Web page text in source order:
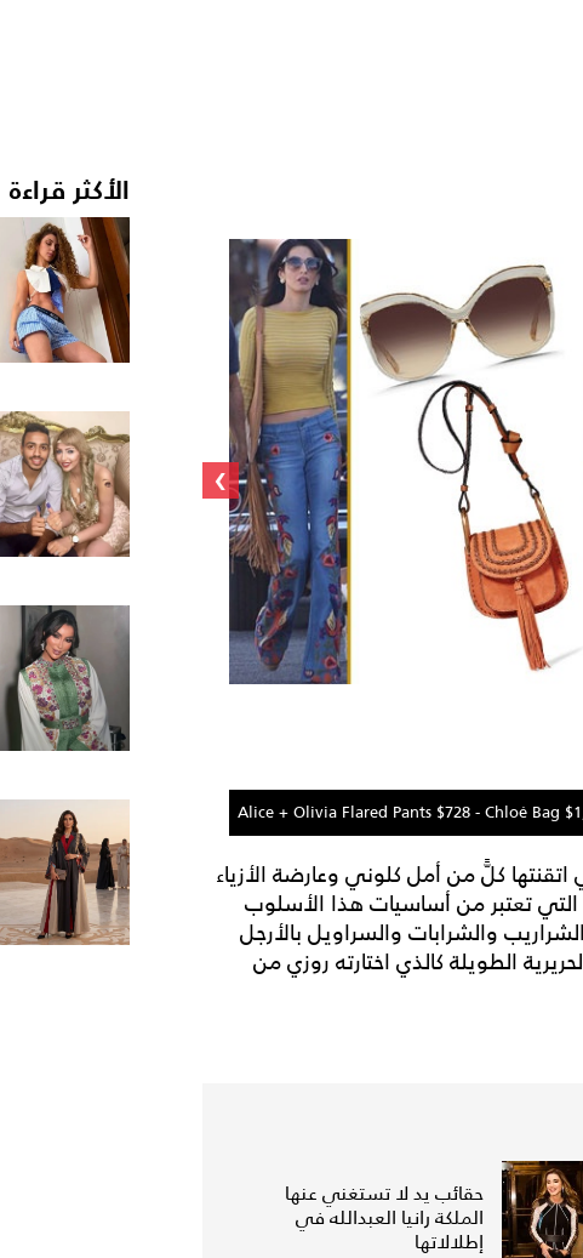
Alice + Olivia Flared Pants $728 - Chloé Bag
$2,450 - Zara Top $43
›
اتقنتها كلًّ من أمل كلوني وعارضة الأزياء
تعتبر من أساسيات هذا الأسلوب
والشرابات والسراويل بالأرجل
الطويلة كالذي اختارته روزي من
حقائب يد لا تستغني عنها
الملكة رانيا العبدالله في
إطلالاتها
الأكثر قراءة